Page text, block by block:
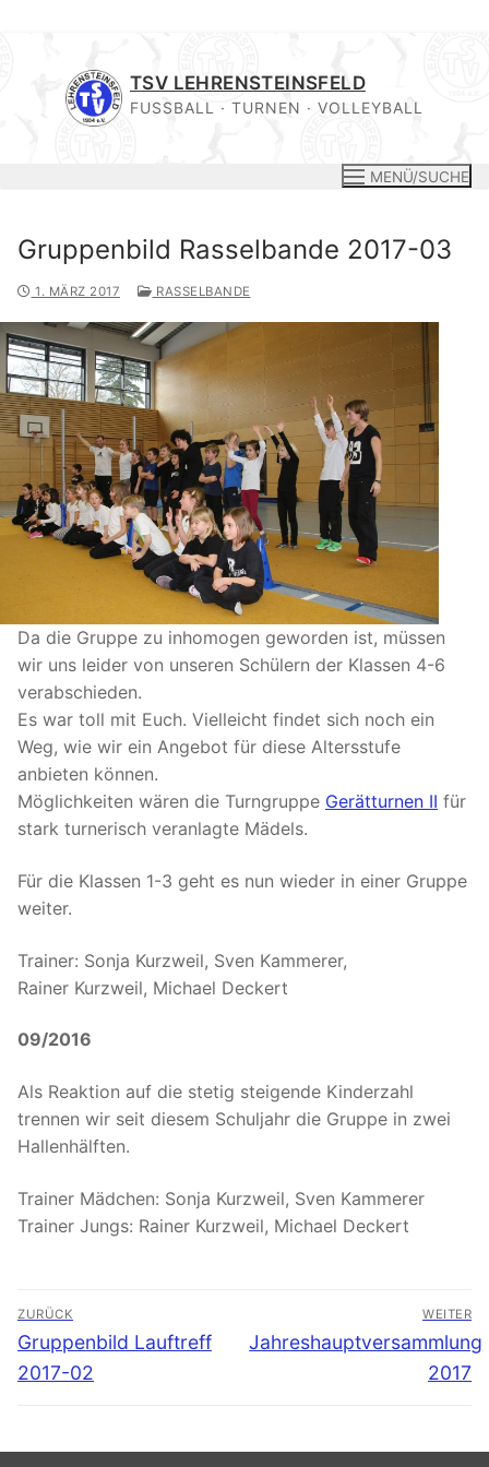
springen
TSV LEHRENSTEINSFELD
FUSSBALL · TURNEN · VOLLEYBALL
MENÜ/SUCHE
Gruppenbild Rasselbande 2017-03
1. MÄRZ 2017 RASSELBANDE
Da die Gruppe zu inhomogen geworden ist, müssen
wir uns leider von unseren Schülern der Klassen 4-6
verabschieden.
Es war toll mit Euch. Vielleicht findet sich noch ein
Weg, wie wir ein Angebot für diese Altersstufe
anbieten können.
Möglichkeiten wären die Turngruppe Gerätturnen II für
stark turnerisch veranlagte Mädels.
Für die Klassen 1-3 geht es nun wieder in einer Gruppe
weiter.
Trainer: Sonja Kurzweil, Sven Kammerer,
Rainer Kurzweil, Michael Deckert
09/2016
Als Reaktion auf die stetig steigende Kinderzahl
trennen wir seit diesem Schuljahr die Gruppe in zwei
Hallenhälften.
Trainer Mädchen: Sonja Kurzweil, Sven Kammerer
Trainer Jungs: Rainer Kurzweil, Michael Deckert
Beitragsnavigation
ZURÜCK
Vorheriger
Beitrag:
Gruppenbild Lauftreff
2017-02
WEITER
Nächster
Jahreshauptversammlung
2017